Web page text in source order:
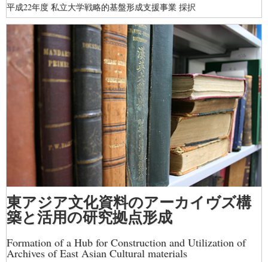
平成22年度 私立大学戦略的基盤形成支援事業 採択
東アジア文化資料のアーカイヴズ構
築と活用の研究拠点形成
Formation of a Hub for Construction and Utilization of
Archives of East Asian Cultural materials